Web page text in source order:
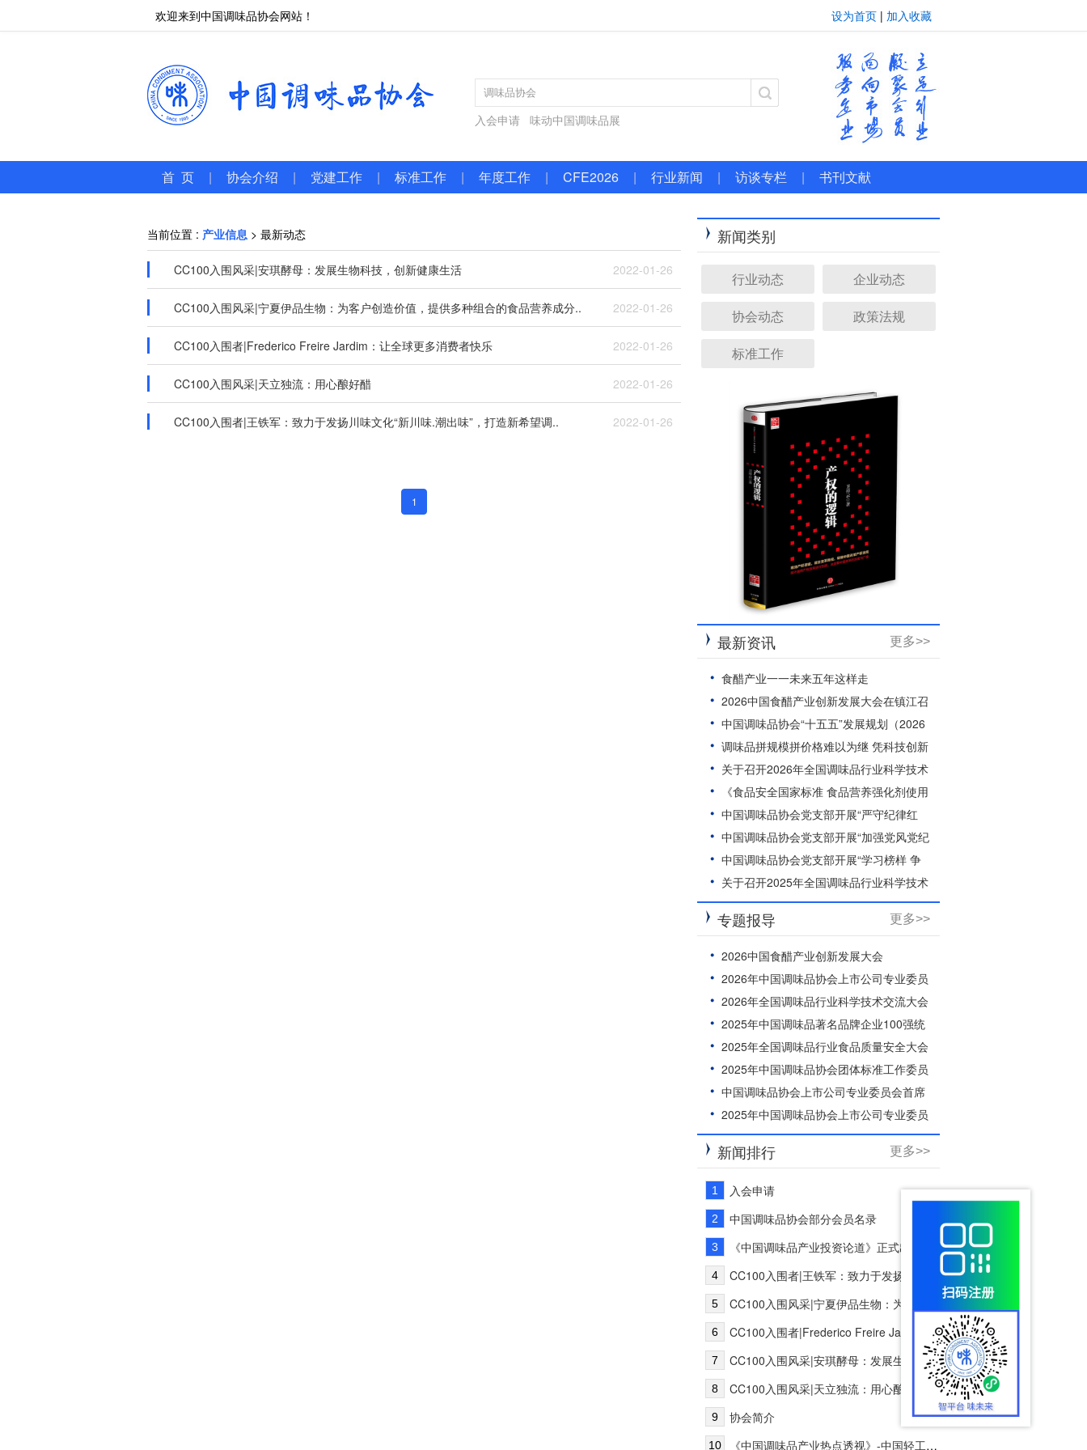
欢迎来到中国调味品协会网站！ 设为首页 | 加入收藏
入会申请 味动中国调味品展
首 页 | 协会介绍 | 党建工作 | 标准工作 | 年度工作 | CFE2026 | 行业新闻 | 访谈专栏 | 书刊文献
当前位置 : 产业信息 > 最新动态
CC100入围风采|安琪酵母：发展生物科技，创新健康生活 2022-01-26
CC100入围风采|宁夏伊品生物：为客户创造价值，提供多种组合的食品营养成分.. 2022-01-26
CC100入围者|Frederico Freire Jardim：让全球更多消费者快乐 2022-01-26
CC100入围风采|天立独流：用心酿好醋 2022-01-26
CC100入围者|王铁军：致力于发扬川味文化“新川味.潮出味”，打造新希望调.. 2022-01-26
1
新闻类别
行业动态
企业动态
协会动态
政策法规
标准工作
更多>>
最新资讯
食醋产业一一未来五年这样走
2026中国食醋产业创新发展大会在镇江召
开
中国调味品协会“十五五”发展规划（2026
—2030年）
调味品拼规模拼价格难以为继 凭科技创新
破“内卷”，守烟火本味树个性
关于召开2026年全国调味品行业科学技术
交流大会的通知
《食品安全国家标准 食品营养强化剂使用
标准》等30项食品安全国家标准正在征求
意见
中国调味品协会党支部开展“严守纪律红
线，弘扬清风正气”主题党日活动
中国调味品协会党支部开展“加强党风党纪
教育”主题党课活动
中国调味品协会党支部开展“学习榜样 争
当先进”主题党日活动
关于召开2025年全国调味品行业科学技术
交流大会的通知
更多>>
专题报导
2026中国食醋产业创新发展大会
2026年中国调味品协会上市公司专业委员
会年会
2026年全国调味品行业科学技术交流大会
2025年中国调味品著名品牌企业100强统
计活动
2025年全国调味品行业食品质量安全大会
2025年中国调味品协会团体标准工作委员
会年会
中国调味品协会上市公司专业委员会首席
研究员
2025年中国调味品协会上市公司专业委员
会年会
更多>>
新闻排行
1 入会申请
2 中国调味品协会部分会员名录
3 《中国调味品产业投资论道》正式出版
4 CC100入围者|王铁军：致力于发扬川味文化“新川味.潮出味”，打造新希望调味品产业生态链
5 CC100入围风采|宁夏伊品生物：为客户创造价值，提供多种组合的食品营养成分解决方案服务
6 CC100入围者|Frederico Freire Jardim：让全球更多消费者快乐
7 CC100入围风采|安琪酵母：发展生物科技，创新健康生活
8 CC100入围风采|天立独流：用心酿好醋
9 协会简介
10 《中国调味品产业热点透视》-中国轻工业出版社